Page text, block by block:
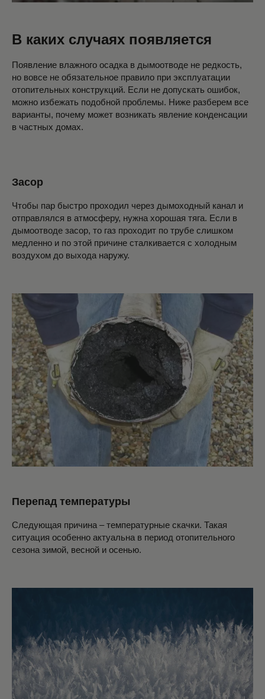
В каких случаях появляется
Появление влажного осадка в дымоотводе не редкость,
но вовсе не обязательное правило при эксплуатации
отопительных конструкций. Если не допускать ошибок,
можно избежать подобной проблемы. Ниже разберем все
варианты, почему может возникать явление конденсации
в частных домах.
Засор
Чтобы пар быстро проходил через дымоходный канал и
отправлялся в атмосферу, нужна хорошая тяга. Если в
дымоотводе засор, то газ проходит по трубе слишком
медленно и по этой причине сталкивается с холодным
воздухом до выхода наружу.
Перепад температуры
Следующая причина – температурные скачки. Такая
ситуация особенно актуальна в период отопительного
сезона зимой, весной и осенью.